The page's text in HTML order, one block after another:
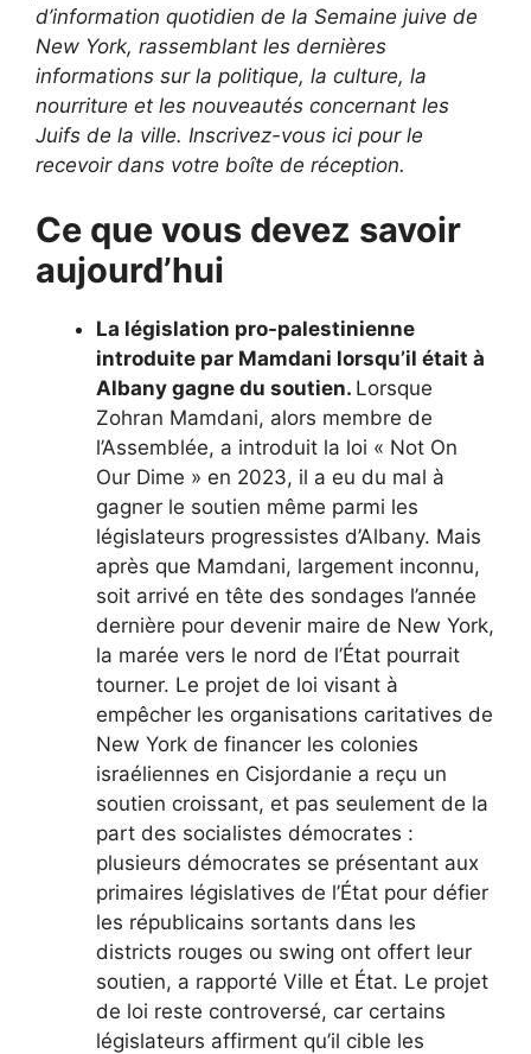
d’information quotidien de la Semaine juive de
New York, rassemblant les dernières
informations sur la politique, la culture, la
nourriture et les nouveautés concernant les
Juifs de la ville. Inscrivez-vous ici pour le
recevoir dans votre boîte de réception.
Ce que vous devez savoir
aujourd’hui
La législation pro-palestinienne
introduite par Mamdani lorsqu’il était à
Albany gagne du soutien. Lorsque
Zohran Mamdani, alors membre de
l’Assemblée, a introduit la loi « Not On
Our Dime » en 2023, il a eu du mal à
gagner le soutien même parmi les
législateurs progressistes d’Albany. Mais
après que Mamdani, largement inconnu,
soit arrivé en tête des sondages l’année
dernière pour devenir maire de New York,
la marée vers le nord de l’État pourrait
tourner. Le projet de loi visant à
empêcher les organisations caritatives de
New York de financer les colonies
israéliennes en Cisjordanie a reçu un
soutien croissant, et pas seulement de la
part des socialistes démocrates :
plusieurs démocrates se présentant aux
primaires législatives de l’État pour défier
les républicains sortants dans les
districts rouges ou swing ont offert leur
soutien, a rapporté Ville et État. Le projet
de loi reste controversé, car certains
législateurs affirment qu’il cible les